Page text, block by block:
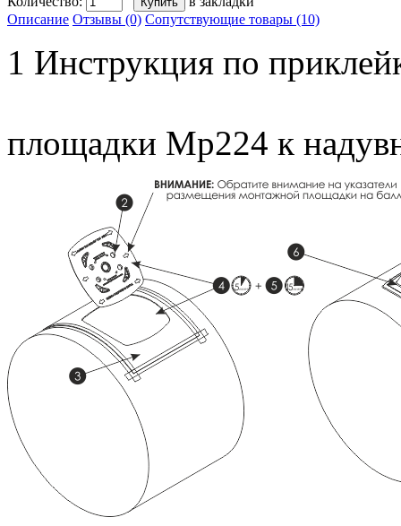
Описание Отзывы (0) Сопутствующие товары (10)
1 Инструкция по
площадки Mp224 к